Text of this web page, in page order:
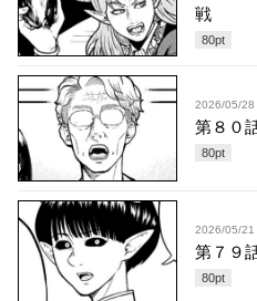
戦
80pt
2026/05/28
第８０
80pt
2026/05/21
第７９
80pt